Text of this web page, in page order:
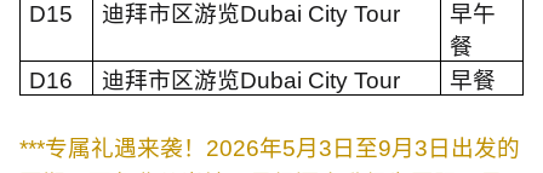
D15
迪拜市区游览Dubai City Tour
早午
餐
D16
迪拜市区游览Dubai City Tour 早餐
***专属礼遇来袭！ 2026年5月 3 日至9月 3 日出发的